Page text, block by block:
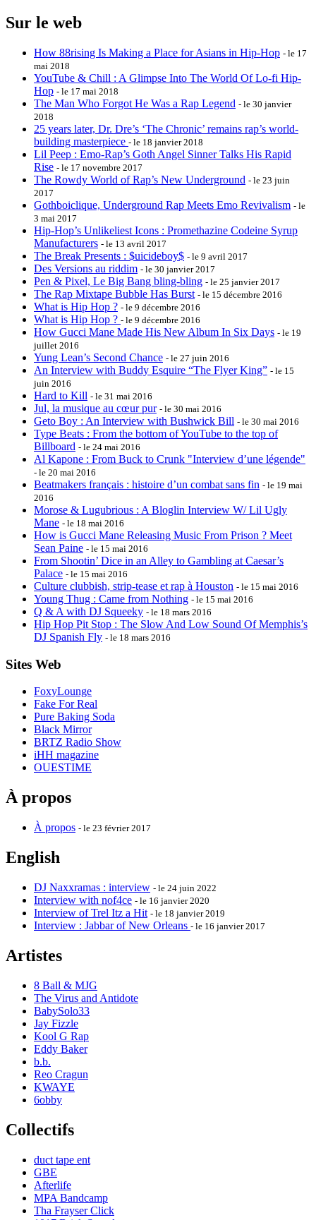
Sur le web
How 88rising Is Making a Place for Asians in Hip-Hop - le 17
mai 2018
YouTube & Chill : A Glimpse Into The World Of Lo-fi Hip-
Hop - le 17 mai 2018
The Man Who Forgot He Was a Rap Legend - le 30 janvier
2018
25 years later, Dr. Dre’s ‘The Chronic’ remains rap’s world-
building masterpiece - le 18 janvier 2018
Lil Peep : Emo-Rap’s Goth Angel Sinner Talks His Rapid
Rise - le 17 novembre 2017
The Rowdy World of Rap’s New Underground - le 23 juin
2017
Gothboiclique, Underground Rap Meets Emo Revivalism - le
3 mai 2017
Hip-Hop’s Unlikeliest Icons : Promethazine Codeine Syrup
Manufacturers - le 13 avril 2017
The Break Presents : $uicideboy$ - le 9 avril 2017
Des Versions au riddim - le 30 janvier 2017
Pen & Pixel, Le Big Bang bling-bling - le 25 janvier 2017
The Rap Mixtape Bubble Has Burst - le 15 décembre 2016
What is Hip Hop ? - le 9 décembre 2016
What is Hip Hop ? - le 9 décembre 2016
How Gucci Mane Made His New Album In Six Days - le 19
juillet 2016
Yung Lean’s Second Chance - le 27 juin 2016
An Interview with Buddy Esquire “The Flyer King” - le 15
juin 2016
Hard to Kill - le 31 mai 2016
Jul, la musique au cœur pur - le 30 mai 2016
Geto Boy : An Interview with Bushwick Bill - le 30 mai 2016
Type Beats : From the bottom of YouTube to the top of
Billboard - le 24 mai 2016
Al Kapone : From Buck to Crunk "Interview d’une légende"
- le 20 mai 2016
Beatmakers français : histoire d’un combat sans fin - le 19 mai
2016
Morose & Lugubrious : A Bloglin Interview W/ Lil Ugly
Mane - le 18 mai 2016
How is Gucci Mane Releasing Music From Prison ? Meet
Sean Paine - le 15 mai 2016
From Shootin’ Dice in an Alley to Gambling at Caesar’s
Palace - le 15 mai 2016
Culture clubbish, strip-tease et rap à Houston - le 15 mai 2016
Young Thug : Came from Nothing - le 15 mai 2016
Q & A with DJ Squeeky - le 18 mars 2016
Hip Hop Pit Stop : The Slow And Low Sound Of Memphis’s
DJ Spanish Fly - le 18 mars 2016
Sites Web
FoxyLounge
Fake For Real
Pure Baking Soda
Black Mirror
BRTZ Radio Show
iHH magazine
OUESTIME
À propos
À propos - le 23 février 2017
English
DJ Naxxramas : interview - le 24 juin 2022
Interview with nof4ce - le 16 janvier 2020
Interview of Trel Itz a Hit - le 18 janvier 2019
Interview : Jabbar of New Orleans - le 16 janvier 2017
Artistes
8 Ball & MJG
The Virus and Antidote
BabySolo33
Jay Fizzle
Kool G Rap
Eddy Baker
b.b.
Reo Cragun
KWAYE
6obby
Collectifs
duct tape ent
GBE
Afterlife
MPA Bandcamp
Tha Frayser Click